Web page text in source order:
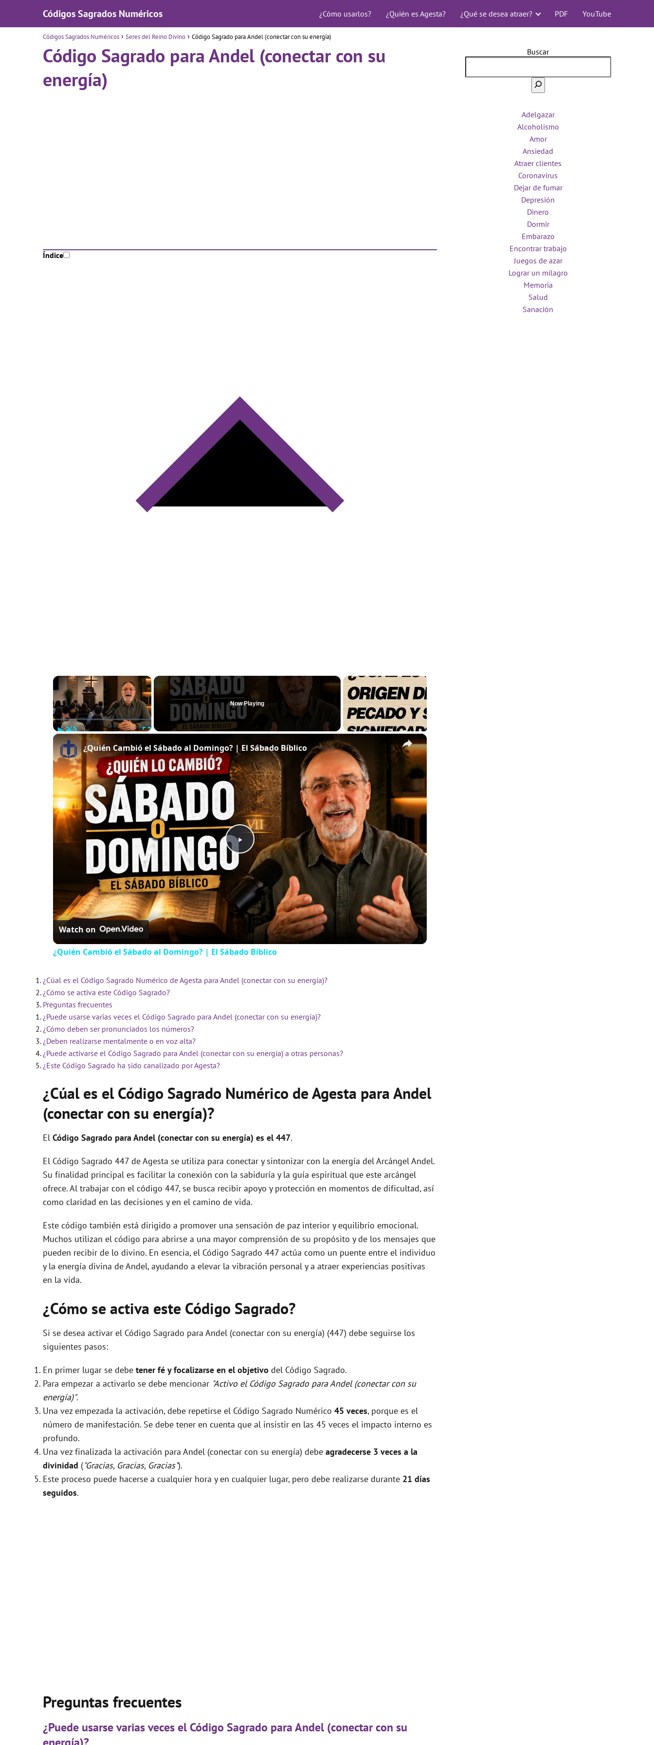
Códigos Sagrados Numéricos ¿Cómo usarlos? ¿Quién es Agesta? ¿Qué se desea atraer? PDF YouTube
Códigos Sagrados Numéricos Seres del Reino Divino Código Sagrado para Andel (conectar con su energía)
Código Sagrado para Andel (conectar con su
energía)
Índice
×
PlayUnmute Fullscreen
Now Playing
×
P
a
e
o
¿Quién Cambió el Sábado al Domingo? | El Sábado Bíblico
Watch on
¿Quién Cambió el Sábado al Domingo? | El Sábado Bíblico
¿Cúal es el Código Sagrado Numérico de Agesta para Andel (conectar con su energía)?
¿Cómo se activa este Código Sagrado?
Preguntas frecuentes
¿Puede usarse varias veces el Código Sagrado para Andel (conectar con su energía)?
¿Cómo deben ser pronunciados los números?
¿Deben realizarse mentalmente o en voz alta?
¿Puede activarse el Código Sagrado para Andel (conectar con su energía) a otras personas?
¿Este Código Sagrado ha sido canalizado por Agesta?
¿Cúal es el Código Sagrado Numérico de Agesta para Andel
(conectar con su energía)?
El Código Sagrado para Andel (conectar con su energía) es el 447.
El Código Sagrado 447 de Agesta se utiliza para conectar y sintonizar con la energía del Arcángel Andel.
Su finalidad principal es facilitar la conexión con la sabiduría y la guía espiritual que este arcángel
ofrece. Al trabajar con el código 447, se busca recibir apoyo y protección en momentos de dificultad, así
como claridad en las decisiones y en el camino de vida.
Este código también está dirigido a promover una sensación de paz interior y equilibrio emocional.
Muchos utilizan el código para abrirse a una mayor comprensión de su propósito y de los mensajes que
pueden recibir de lo divino. En esencia, el Código Sagrado 447 actúa como un puente entre el individuo
y la energía divina de Andel, ayudando a elevar la vibración personal y a atraer experiencias positivas
en la vida.
¿Cómo se activa este Código Sagrado?
Si se desea activar el Código Sagrado para Andel (conectar con su energía) (447) debe seguirse los
siguientes pasos:
En primer lugar se debe tener fé y focalizarse en el objetivo del Código Sagrado.
Para empezar a activarlo se debe mencionar "Activo el Código Sagrado para Andel (conectar con su
energía)".
Una vez empezada la activación, debe repetirse el Código Sagrado Numérico 45 veces, porque es el
número de manifestación. Se debe tener en cuenta que al insistir en las 45 veces el impacto interno es
profundo.
Una vez finalizada la activación para Andel (conectar con su energía) debe agradecerse 3 veces a la
divinidad ("Gracias, Gracias, Gracias").
Este proceso puede hacerse a cualquier hora y en cualquier lugar, pero debe realizarse durante 21 días
seguidos.
Preguntas frecuentes
¿Puede usarse varias veces el Código Sagrado para Andel (conectar con su
Buscar
Adelgazar
Alcoholismo
Amor
Ansiedad
Atraer clientes
Coronavirus
Dejar de fumar
Depresión
Dinero
Dormir
Embarazo
Encontrar trabajo
Juegos de azar
Lograr un milagro
Memoria
Salud
Sanación